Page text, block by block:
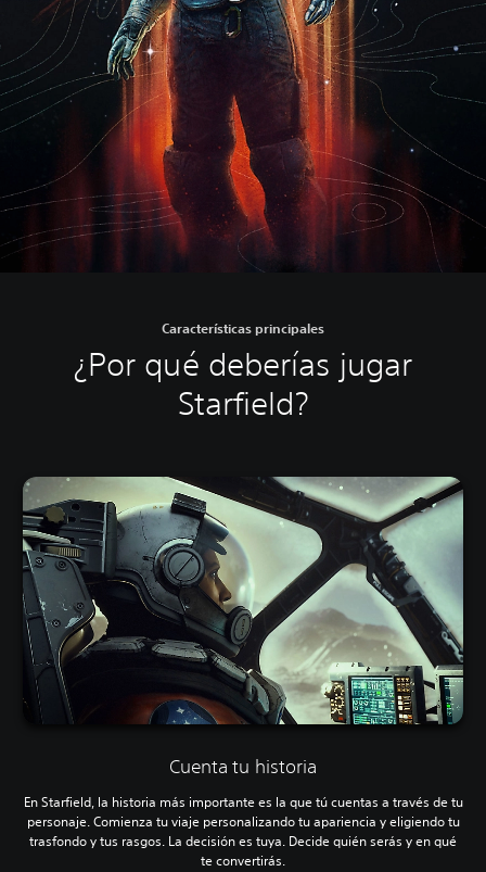
Características principales
¿Por qué deberías jugar
Starfield?
Cuenta tu historia
En Starfield, la historia más importante es la que tú cuentas a través de tu
personaje. Comienza tu viaje personalizando tu apariencia y eligiendo tu
trasfondo y tus rasgos. La decisión es tuya. Decide quién serás y en qué
te convertirás.